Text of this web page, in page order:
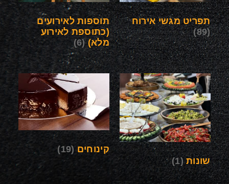
תפריט מגשי אירוח
(89)
תוספות לאירועים
(כתוספת לאירוע
מלא)(6)
שונות(1)
קינוחים (19)